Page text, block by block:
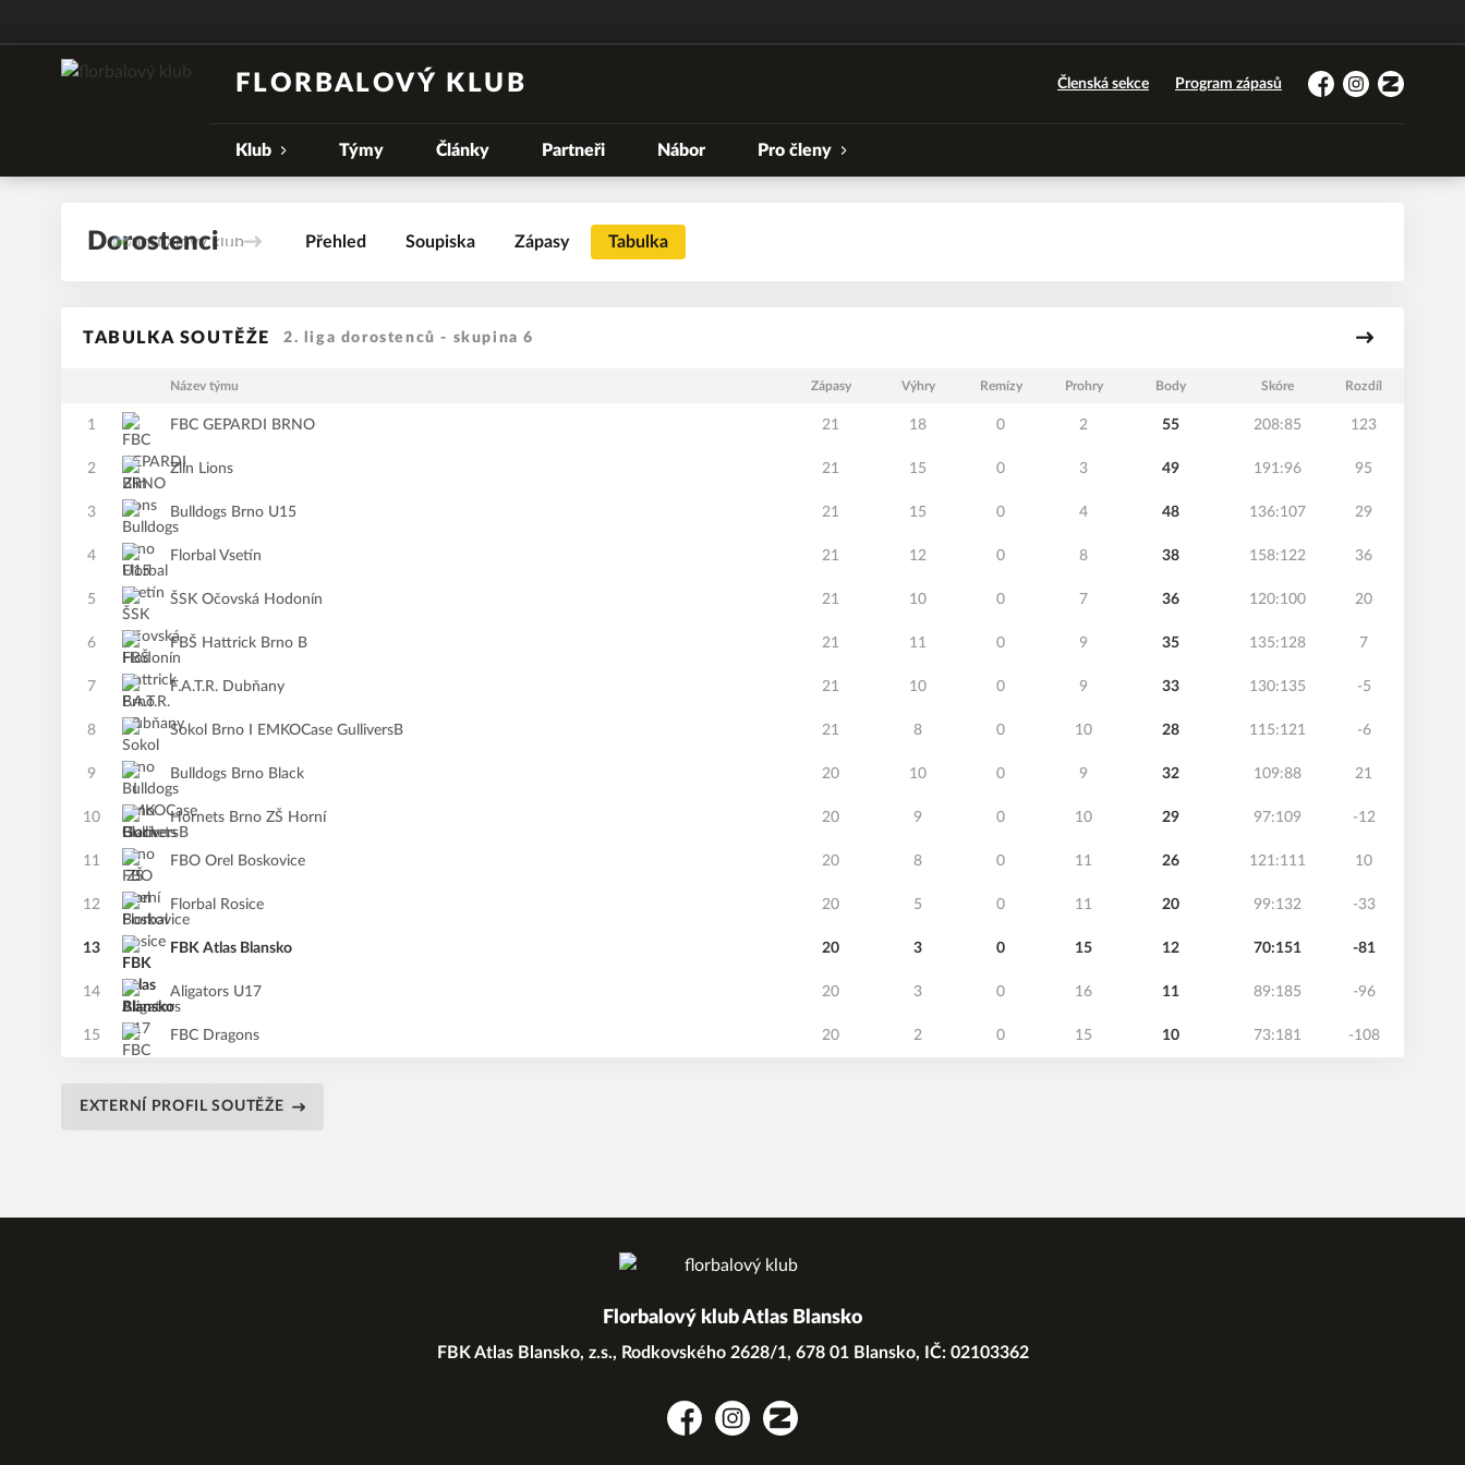
FLORBALOVÝ KLUB Členská sekce Program zápasů
FacebookInstagramZonerama
Klub Týmy Články Partneři Nábor Pro členy
Dorostenci Přehled Soupiska Zápasy Tabulka
TABULKA SOUTĚŽE 2. liga dorostenců - skupina 6
Název týmu Zápasy Výhry Remízy Prohry Body Skóre Rozdíl
1 FBC GEPARDI BRNO 21 18 0 2 55 208:85 123
2 Zlín Lions 21 15 0 3 49 191:96 95
3 Bulldogs Brno U15 21 15 0 4 48 136:107 29
4 Florbal Vsetín 21 12 0 8 38 158:122 36
5 ŠSK Očovská Hodonín 21 10 0 7 36 120:100 20
6 FBŠ Hattrick Brno B 21 11 0 9 35 135:128 7
7 F.A.T.R. Dubňany 21 10 0 9 33 130:135 -5
8 Sokol Brno I EMKOCase GulliversB 21 8 0 10 28 115:121 -6
9 Bulldogs Brno Black 20 10 0 9 32 109:88 21
10 Hornets Brno ZŠ Horní 20 9 0 10 29 97:109 -12
11 FBO Orel Boskovice 20 8 0 11 26 121:111 10
12 Florbal Rosice 20 5 0 11 20 99:132 -33
13 FBK Atlas Blansko 20 3 0 15 12 70:151 -81
14 Aligators U17 20 3 0 16 11 89:185 -96
15 FBC Dragons 20 2 0 15 10 73:181 -108
EXTERNÍ PROFIL SOUTĚŽE
Florbalový klub Atlas Blansko
FBK Atlas Blansko, z.s., Rodkovského 2628/1, 678 01 Blansko, IČ: 02103362
FacebookInstagramZonerama